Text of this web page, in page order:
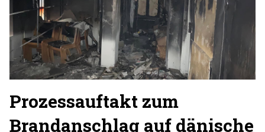
Prozessauftakt zum
Brandanschlag auf dänische